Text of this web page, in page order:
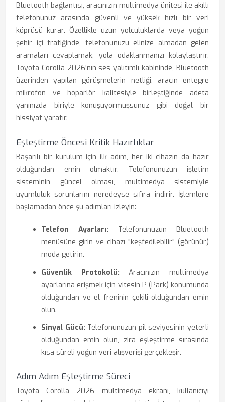
Bluetooth bağlantısı, aracınızın multimedya ünitesi ile akıllı
telefonunuz arasında güvenli ve yüksek hızlı bir veri
köprüsü kurar. Özellikle uzun yolculuklarda veya yoğun
şehir içi trafiğinde, telefonunuzu elinize almadan gelen
aramaları cevaplamak, yola odaklanmanızı kolaylaştırır.
Toyota Corolla 2026'nın ses yalıtımlı kabininde, Bluetooth
üzerinden yapılan görüşmelerin netliği, aracın entegre
mikrofon ve hoparlör kalitesiyle birleştiğinde adeta
yanınızda biriyle konuşuyormuşsunuz gibi doğal bir
hissiyat yaratır.
Eşleştirme Öncesi Kritik Hazırlıklar
Başarılı bir kurulum için ilk adım, her iki cihazın da hazır
olduğundan emin olmaktır. Telefonunuzun işletim
sisteminin güncel olması, multimedya sistemiyle
uyumluluk sorunlarını neredeyse sıfıra indirir. İşlemlere
başlamadan önce şu adımları izleyin:
Telefon Ayarları: Telefonunuzun Bluetooth
menüsüne girin ve cihazı "keşfedilebilir" (görünür)
moda getirin.
Güvenlik Protokolü: Aracınızın multimedya
ayarlarına erişmek için vitesin P (Park) konumunda
olduğundan ve el freninin çekili olduğundan emin
olun.
Sinyal Gücü: Telefonunuzun pil seviyesinin yeterli
olduğundan emin olun, zira eşleştirme sırasında
kısa süreli yoğun veri alışverişi gerçekleşir.
Adım Adım Eşleştirme Süreci
Toyota Corolla 2026 multimedya ekranı, kullanıcıyı